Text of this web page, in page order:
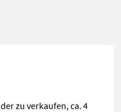
zu verkaufen, ca. 4